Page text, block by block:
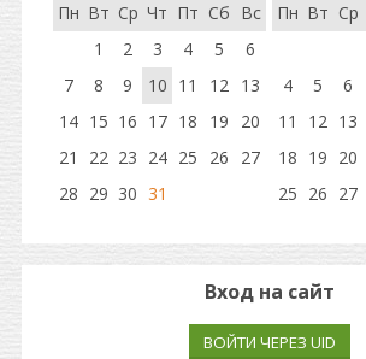
Пн Вт Ср Чт Пт Сб Вс
1
2 3 4 5
6
7
8 9 10 11 12 13
14 15 16 17 18 19
20
21
22 23 24 25 26
27
28 29 30 31
Пн Вт Ср
4
5 6
11
12 13
18 19 20
25 26 27
Вход на сайт
ВОЙТИ ЧЕРЕЗ UID